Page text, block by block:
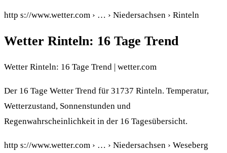
http s://www.wetter.com › … › Niedersachsen › Rinteln
Wetter Rinteln: 16 Tage Trend
Wetter Rinteln: 16 Tage Trend | wetter.com
Der 16 Tage Wetter Trend für 31737 Rinteln. Temperatur,
Wetterzustand, Sonnenstunden und
Regenwahrscheinlichkeit in der 16 Tagesübersicht.
http s://www.wetter.com › … › Niedersachsen › Weseberg